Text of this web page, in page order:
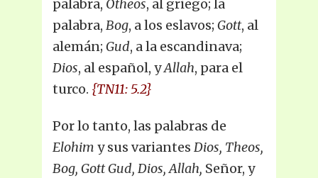
palabra, Otheos, al griego; la
palabra, Bog, a los eslavos; Gott, al
alemán; Gud, a la escandinava;
Dios, al español, yAllah, para el
turco. {TN11: 5.2}
Por lo tanto, las palabras de
Elohim y sus variantes Dios, Theos,
Bog, Gott Gud, Dios, Allah, Señor, y